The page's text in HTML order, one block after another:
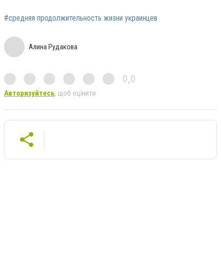
#средняя продолжительность жизни украинцев
Алина Рудакова
0,0
Авторизуйтесь, щоб оцінити